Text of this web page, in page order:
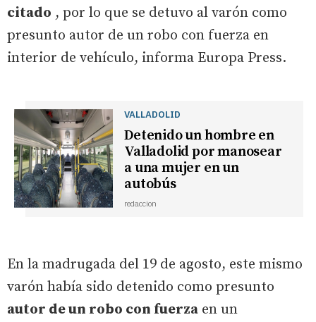
citado , por lo que se detuvo al varón como
presunto autor de un robo con fuerza en
interior de vehículo, informa Europa Press.
VALLADOLID
Detenido un hombre en
Valladolid por manosear
a una mujer en un
autobús
redaccion
En la madrugada del 19 de agosto, este mismo
varón había sido detenido como presunto
autor de un robo con fuerza en un